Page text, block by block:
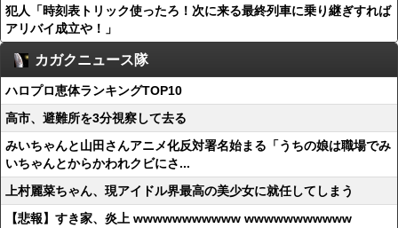
犯人「時刻表トリック使ったろ！次に来る最終列車に乗り継ぎすれば
アリバイ成立や！」
カガクニュース隊
ハロプロ恵体ランキングTOP10
高市、避難所を3分視察して去る
みいちゃんと山田さんアニメ化反対署名始まる「うちの娘は職場でみ
いちゃんとからかわれクビにさ...
上村麗菜ちゃん、現アイドル界最高の美少女に就任してしまう
【悲報】すき家、炎上 wwwwwwwwwww wwwwwwwwwww